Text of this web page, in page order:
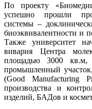
По проекту
успешно прошли
системы –
биоэквивалентности и
Также университет
вивария Центра
площадью 3000 кв.м,
промышленный
(Good Manufacturing
производства и
изделий, БАДов и